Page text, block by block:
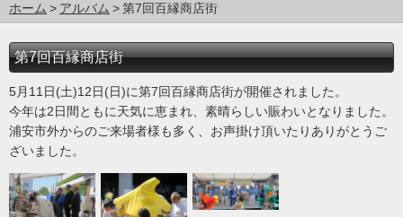
ホーム アルバム 第7回百縁商店街
第7回百縁商店街
5月11日(土)12日(日)に第7回百縁商店街が開催されました。
今年は2日間ともに天気に恵まれ、素晴らしい賑わいとなりました。
浦安市外からのご来場者様も多く、お声掛け頂いたりありがとうご
ざいました。